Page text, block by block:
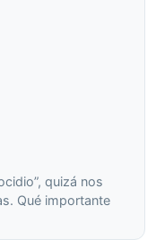
quizá nos
Qué importante